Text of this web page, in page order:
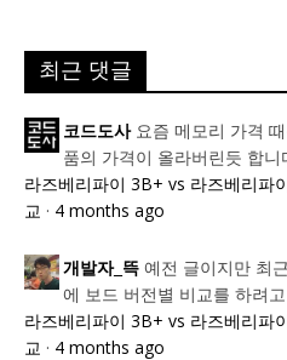
최근 댓글
코드도사 요즘 메모리 가격
품의 가격이 올라버린듯 합니
라즈베리파이 3B+ vs 라즈베리파
교 · 4 months ago
개발자_뜩 예전 글이지만 최
에 보드 버전별 비교를 하려
라즈베리파이 3B+ vs 라즈베리파
교 · 4 months ago